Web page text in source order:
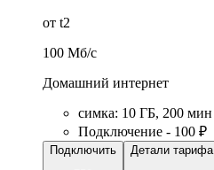
от t2
100 Мб/c
Домашний интернет
симка: 10 ГБ, 200 мин
Подключение - 100 ₽
Подключить
Детали тарифа